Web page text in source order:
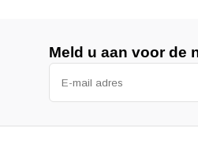
Meld u aan voor de